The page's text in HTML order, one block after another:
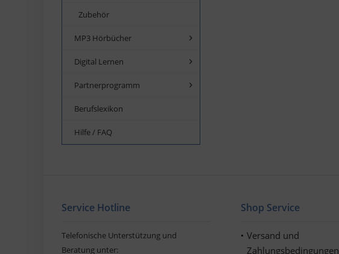
Zubehör
MP3 Hörbücher
Digital Lernen
Partnerprogramm
Berufslexikon
Hilfe / FAQ
Service Hotline
Telefonische Unterstützung und
Beratung unter:
Shop Service
Versand und
Zahlungsbedingungen